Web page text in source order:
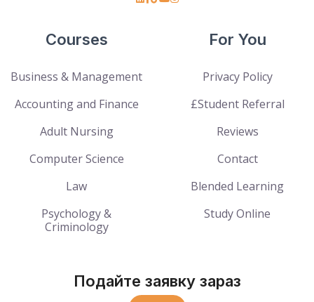
Courses
Business & Management
Accounting and Finance
Adult Nursing
Computer Science
Law
Psychology &
Criminology
For You
Privacy Policy
£Student Referral
Reviews
Contact
Blended Learning
Study Online
Подайте заявку зараз